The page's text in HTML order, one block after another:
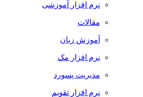
نرم افزار آموزشی
مقالات
آموزش زبان
نرم افزار مک
مدیریت پسورد
نرم افزار تقویم